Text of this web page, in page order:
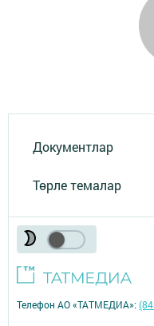
Документлар
Төрле темалар
Телефон АО «ТАТМЕДИА»: